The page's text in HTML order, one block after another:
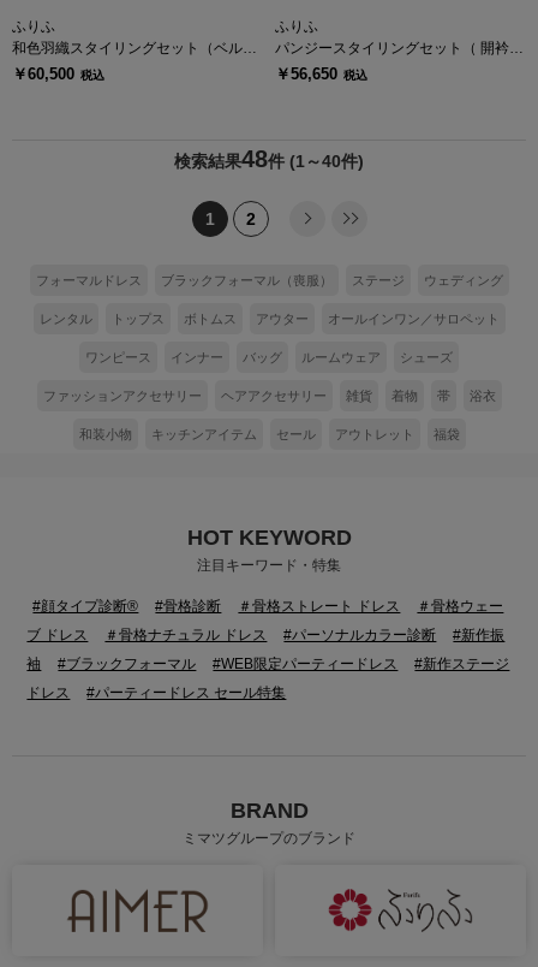
ふりふ
和色羽織スタイリングセット（ベルト
付き楊柳着物風ワンピース＋シャドー
￥60,500 税込
ふりふ
パンジースタイリングセット（ 開衿シ
ャツワンピース＋楊柳プリーツタイト
￥56,650 税込
検索結果48件 (1～40件)
1 2
フォーマルドレス ブラックフォーマル（喪服） ステージ ウェディング
レンタル トップス ボトムス アウター オールインワン／サロペット
ワンピース インナー バッグ ルームウェア シューズ
ファッションアクセサリー ヘアアクセサリー 雑貨 着物 帯 浴衣
和装小物 キッチンアイテム セール アウトレット 福袋
HOT KEYWORD
注目キーワード・特集
#顔タイプ診断® #骨格診断 ＃骨格ストレート ドレス
＃骨格ウェー
ブ ドレス
＃骨格ナチュラル ドレス #パーソナルカラー診断
#新作振
袖
#ブラックフォーマル #WEB限定パーティードレス
#新作ステージ
ドレス
#パーティードレス セール特集
BRAND
ミマツグループのブランド